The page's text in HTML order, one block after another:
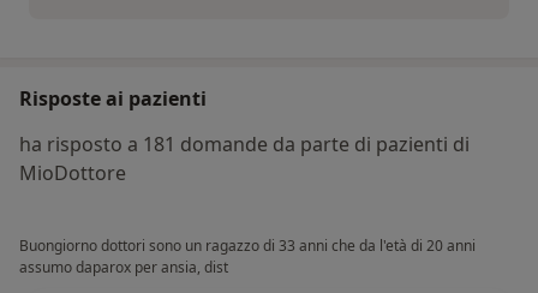
Risposte ai pazienti
ha risposto a 181 domande da parte di pazienti di
MioDottore
Buongiorno dottori sono un ragazzo di 33 anni che da l'età di 20 anni
assumo daparox per ansia, dist